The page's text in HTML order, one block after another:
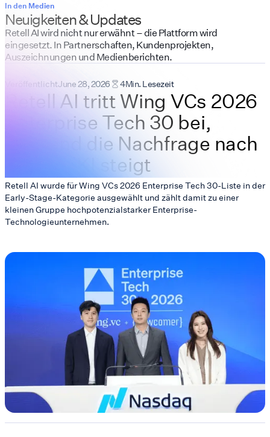
In den Medien
Neuigkeiten & Updates
Retell AI wird nicht nur erwähnt – die Plattform wird
eingesetzt. In Partnerschaften, Kundenprojekten,
Auszeichnungen und Medienberichten.
VeröffentlichtJune 28, 2026 4Min. Lesezeit
Retell AI tritt Wing VCs 2026
Enterprise Tech 30 bei,
während die Nachfrage nach
Sprach-KI steigt
Retell AI wurde für Wing VCs 2026 Enterprise Tech 30-Liste in der
Early-Stage-Kategorie ausgewählt und zählt damit zu einer
kleinen Gruppe hochpotenzialstarker Enterprise-
Technologieunternehmen.